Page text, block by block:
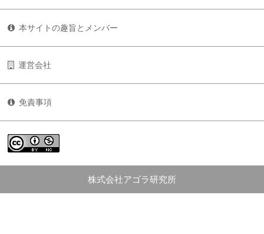
本サイトの趣旨とメンバー
運営会社
免責事項
株式会社アゴラ研究所